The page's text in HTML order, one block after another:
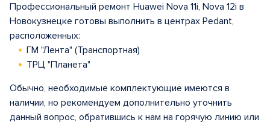
Профессиональный ремонт Huawei Nova 11i, Nova 12i в
Новокузнецке готовы выполнить в центрах Pedant,
расположенных:
ГМ "Лента" (Транспортная)
ТРЦ "Планета"
Обычно, необходимые комплектующие имеются в
наличии, но рекомендуем дополнительно уточнить
данный вопрос, обратившись к нам на горячую линию или